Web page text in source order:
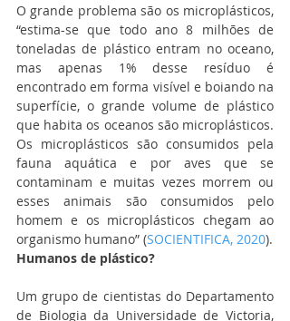
O grande problema são os microplásticos,
“estima-se que todo ano 8 milhões de
toneladas de plástico entram no oceano,
mas apenas 1% desse resíduo é
encontrado em forma visível e boiando na
superfície, o grande volume de plástico
que habita os oceanos são microplásticos.
Os microplásticos são consumidos pela
fauna aquática e por aves que se
contaminam e muitas vezes morrem ou
esses animais são consumidos pelo
homem e os microplásticos chegam ao
organismo humano” (SOCIENTIFICA, 2020).
Humanos de plástico?
Um grupo de cientistas do Departamento
de Biologia da Universidade de Victoria,